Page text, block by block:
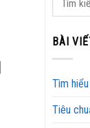
BÀI
Tìm
Tiêu